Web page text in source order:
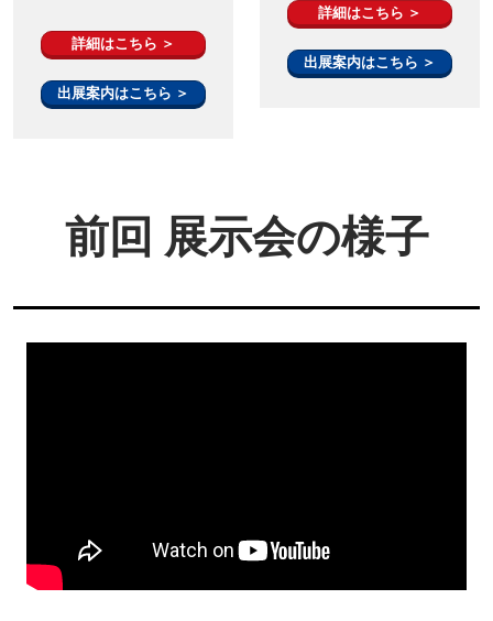
詳細はこちら ＞
出展案内はこちら ＞
詳細はこちら ＞
出展案内はこちら ＞
前回 展示会の様子